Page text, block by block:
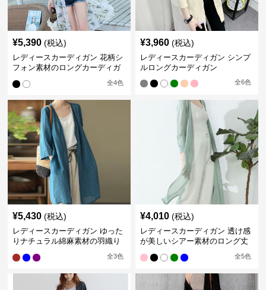
¥5,390 (税込)
レディースカーディガン 花柄シ
フォン素材のロングカーディガ
全4色
¥3,960 (税込)
レディースカーディガン シンプ
ルロングカーディガン
全6色
¥5,430 (税込)
レディースカーディガン ゆった
りナチュラル綿麻素材の羽織り
全3色
¥4,010 (税込)
レディースカーディガン 透け感
が美しいシアー素材のロング丈
全5色